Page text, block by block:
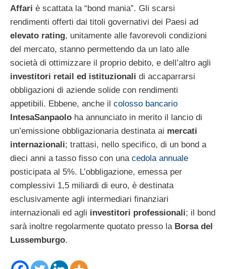
Affari è scattata la “bond mania”. Gli scarsi
rendimenti offerti dai titoli governativi dei Paesi ad
elevato rating, unitamente alle favorevoli condizioni
del mercato, stanno permettendo da un lato alle
società di ottimizzare il proprio debito, e dell’altro agli
investitori retail ed istituzionali di accaparrarsi
obbligazioni di aziende solide con rendimenti
appetibili. Ebbene, anche il colosso bancario
IntesaSanpaolo ha annunciato in merito il lancio di
un’emissione obbligazionaria destinata ai mercati
internazionali; trattasi, nello specifico, di un bond a
dieci anni a tasso fisso con una cedola annuale
posticipata al 5%. L’obbligazione, emessa per
complessivi 1,5 miliardi di euro, è destinata
esclusivamente agli intermediari finanziari
internazionali ed agli investitori professionali; il bond
sarà inoltre regolarmente quotato presso la Borsa del
Lussemburgo.